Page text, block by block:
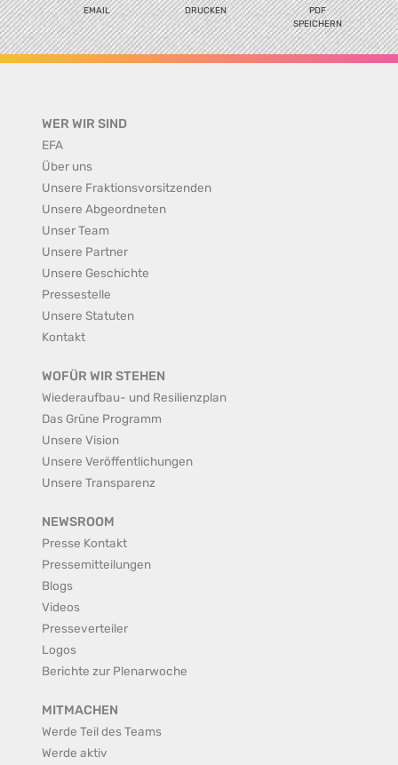
EMAIL DRUCKEN
PDF
SPEICHERN
WER WIR SIND
EFA
Über uns
Unsere Fraktionsvorsitzenden
Unsere Abgeordneten
Unser Team
Unsere Partner
Unsere Geschichte
Pressestelle
Unsere Statuten
Kontakt
WOFÜR WIR STEHEN
Wiederaufbau- und Resilienzplan
Das Grüne Programm
Unsere Vision
Unsere Veröffentlichungen
Unsere Transparenz
NEWSROOM
Presse Kontakt
Pressemitteilungen
Blogs
Videos
Presseverteiler
Logos
Berichte zur Plenarwoche
MITMACHEN
Werde Teil des Teams
Werde aktiv